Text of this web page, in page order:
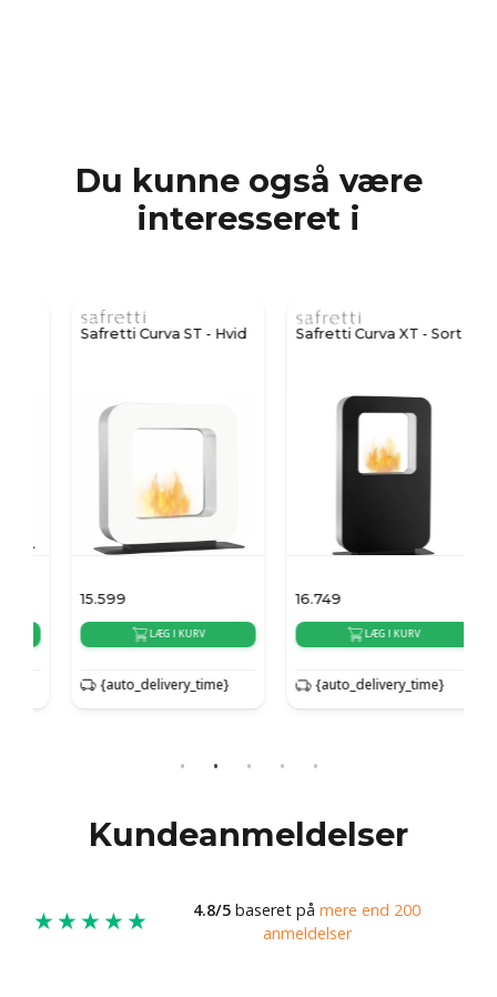
Du kunne også være
interesseret i
Safretti Curva ST - Hvid
15.599
LÆG I KURV
{auto_delivery_time}
Safretti Curva XT - Sort
16.749
LÆG I KURV
{auto_delivery_time}
Kundeanmeldelser
★★★★★ 4.8/5 baseret på mere end 200
anmeldelser